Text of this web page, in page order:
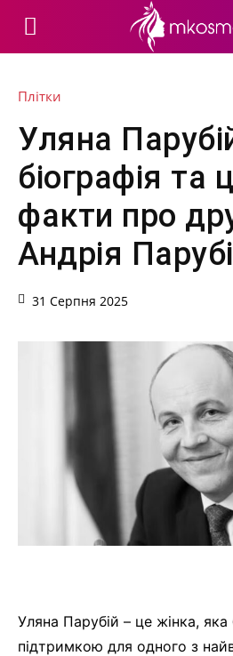
Плітки
Уляна
біографія та
факти про
Андрія
31 Серпня 2025
Уляна Парубій – це жінка, яка
підтримкою для одного з